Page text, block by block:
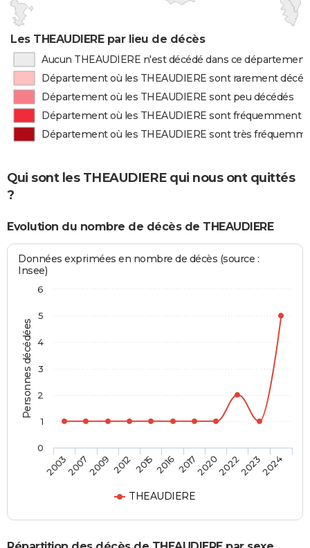
Les THEAUDIERE par lieu de décès
Aucun THEAUDIERE n'est décédé dans ce département
Département où les THEAUDIERE sont rarement
Département où les THEAUDIERE sont peu décédés
Département où les THEAUDIERE sont fréquemment
Département où les THEAUDIERE sont très
Qui sont les THEAUDIERE qui nous ont quittés
?
Evolution du nombre de décès de THEAUDIERE
Personnes décédées
Données exprimées en nombre de décès (source :
Insee)
THEAUDIERE
200320072009 2012 2015201620172020202220232024
0
1
2
3
4
5
6